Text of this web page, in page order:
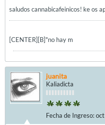
saludos cannabicafeinicos! ke os
[CENTER][B]"no hay m
juanita
Kaliadicta
Fecha de Ingreso:oct